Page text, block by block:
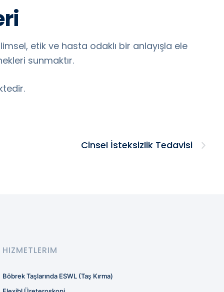
etik ve hasta odaklı bir anlayışla ele
sunmaktır.
Cinsel İsteksizlik Tedavisi
HIZMETLERIM
Böbrek Taşlarında ESWL (Taş Kırma)